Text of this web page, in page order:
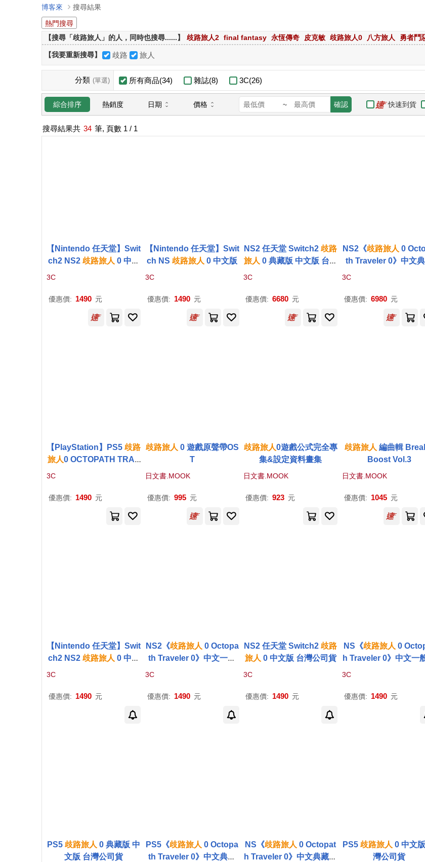
博客來
搜尋結果
熱門搜尋
【搜尋「歧路旅人」的人，同時也搜尋......】
歧路旅人2 final fantasy 永恆傳奇 皮克敏 歧路旅人0 八方旅人 勇者鬥
【我要重新搜尋】 歧路 旅人
分類 (單選) 所有商品(34) 雜誌(8) 3C(26)
綜合排序 熱銷度 日期 價格 ~ 確認 快速到貨
搜尋結果共 34 筆, 頁數 1 / 1
【Nintendo 任天堂】Swit
ch2 NS2 歧路旅人 0 中文
3C
優惠價: 1490 元
【Nintendo 任天堂】Swit
ch NS歧路旅人 0 中文版
3C
優惠價: 1490 元
NS2 任天堂 Switch2歧路
旅人 0 典藏版 中文版 台灣
3C
優惠價: 6680 元
NS2《歧路旅人 0
th Traveler 0》中文典
3C
優惠價: 6980 元
【PlayStation】PS5 歧路
旅人0 OCTOPATH TRAV
3C
優惠價: 1490 元
歧路旅人 0 遊戲原聲帶OS
T
日文書.MOOK
優惠價: 995 元
歧路旅人0遊戲公式完全專
集&設定資料畫集
日文書.MOOK
優惠價: 923 元
歧路旅人 編曲輯
Boost Vol.3
日文書.MOOK
優惠價: 1045 元
【Nintendo 任天堂】Swit
ch2 NS2 歧路旅人 0 中文
3C
優惠價: 1490 元
NS2《歧路旅人 0 Octopa
th Traveler 0》中文一般
3C
優惠價: 1490 元
NS2 任天堂 Switch2歧路
旅人 0 中文版 台灣公司貨
3C
優惠價: 1490 元
NS《歧路旅人 0
h Traveler 0》中文一
3C
優惠價: 1490 元
PS5 歧路旅人 0 典藏版 中
文版 台灣公司貨
PS5《歧路旅人 0 Octopa
th Traveler 0》中文典藏
NS《歧路旅人 0 Octopat
h Traveler 0》中文典藏版
PS5歧路旅人 0 中文
灣公司貨